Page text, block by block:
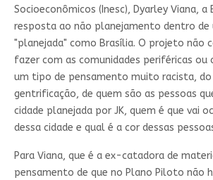
Socioeconômicos (Inesc), Dyarley Viana,
resposta ao não planejamento dentro de
"planejada" como Brasília. O projeto não
fazer com as comunidades periféricas ou
um tipo de pensamento muito racista,
gentrificação, de quem são as pessoas
cidade planejada por JK, quem é que vai
dessa cidade e qual é a cor dessas
Para Viana, que é a ex-catadora de
pensamento de que no Plano Piloto não